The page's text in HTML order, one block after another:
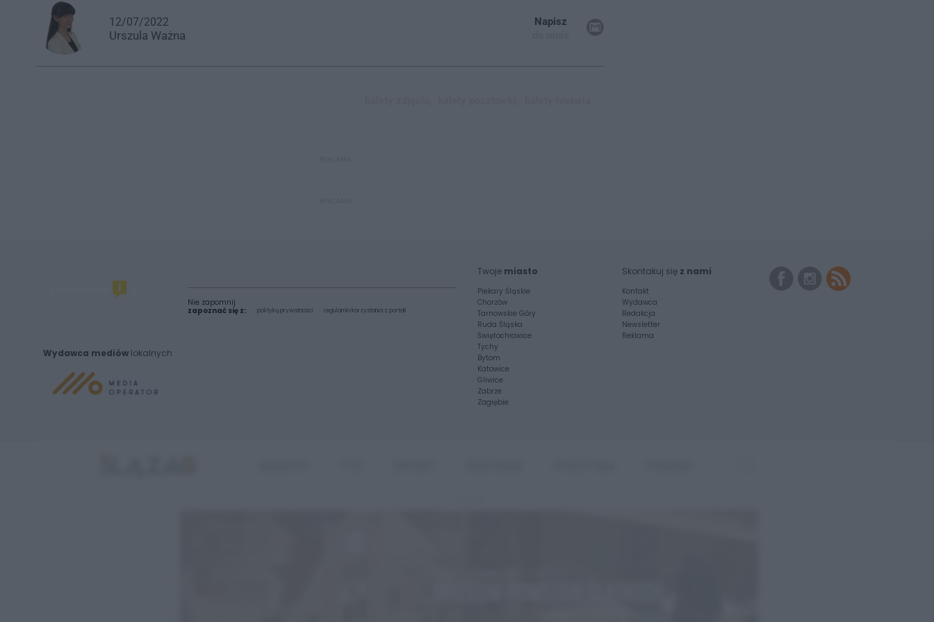
12/07/2022
Urszula Ważna
Napisz
Wydawca mediów lokalnych
Nie zapomnij
zapoznać się z:
polityką prywatności regulamin korzystania z portali
Twoje miasto
Piekary Śląskie
Chorzów
Tarnowskie Góry
Ruda Śląska
Świętochłowice
Tychy
Bytom
Katowice
Gliwice
Zabrze
Zagłębie
Skontakuj się z nami
Kontakt
Wydawca
Redakcja
Newsletter
Reklama